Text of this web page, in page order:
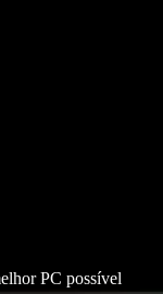
PC possível